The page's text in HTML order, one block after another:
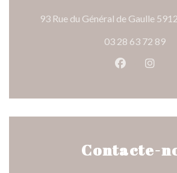
93 Rue du Général de Gaulle
03 28 63 72 89
Facebook
Contacte-